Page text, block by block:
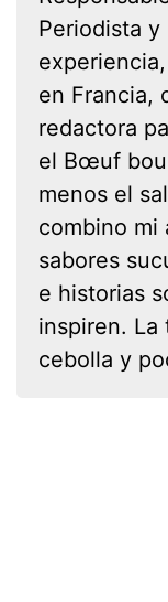
Periodista
en Francia,
redactora
el Bœuf
menos el
combino mi
sabores
e historias
inspiren. La
cebolla y